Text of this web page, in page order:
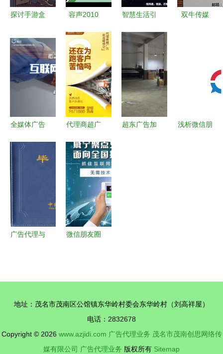
探讨手游盒
告代理业务
的商业逻辑
——以幻魔
之眼为例
容声2010
的市场博弈
与技术牌局
智慧生活引
度家电频道
广告代理业
务全新启航
双牛传媒
务，引领区
域传媒新生
全媒体广告
创辉煌，零
基础也能轻
代理商超广
想记 广告
代理业务的
专业之选
超东广告加
浅析微信朋
广告代理与
营销升级
微信朋友圈
告业务
地址：茂名市茂南区公馆镇东华岭村委会东华岭村（刘高祥屋）
电话：2832678
Copyright © 2026 www.azjidi.com 广告代理业务 茂名市茂南创思网络传
媒有限公司 广告代理业务 版权所有 Sitemap